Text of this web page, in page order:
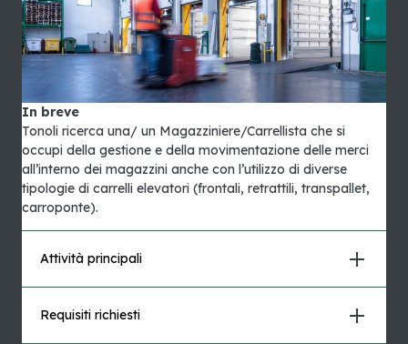
In breve
Tonoli ricerca una/ un Magazziniere/Carrellista che si
occupi della gestione e della movimentazione delle merci
all’interno dei magazzini anche con l’utilizzo di diverse
tipologie di carrelli elevatori (frontali, retrattili, transpallet,
carroponte).
Attività principali
Requisiti richiesti